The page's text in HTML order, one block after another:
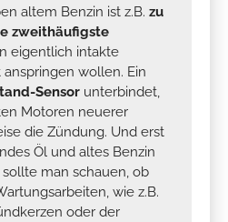
altem Benzin ist z.B. zu
zweithäufigste
eigentlich intakte
wollen. Ein
Sensor unterbindet,
Motoren neuerer
die Zündung. Und erst
Öl und altes Benzin
man schauen, ob
wie z.B.
oder der